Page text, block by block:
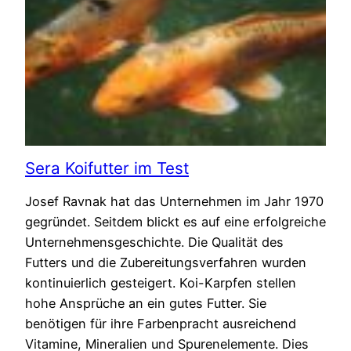
Sera Koifutter im Test
Josef Ravnak hat das Unternehmen im Jahr 1970
gegründet. Seitdem blickt es auf eine erfolgreiche
Unternehmensgeschichte. Die Qualität des
Futters und die Zubereitungsverfahren wurden
kontinuierlich gesteigert. Koi-Karpfen stellen
hohe Ansprüche an ein gutes Futter. Sie
benötigen für ihre Farbenpracht ausreichend
Vitamine, Mineralien und Spurenelemente. Dies